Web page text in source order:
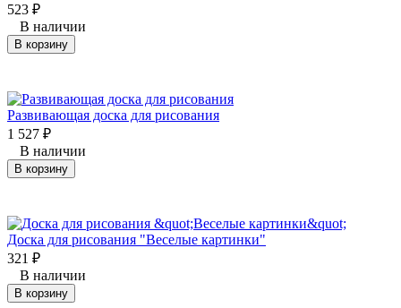
523 ₽
В наличии
В корзину
Развивающая доска для рисования
1 527 ₽
В наличии
В корзину
Доска для рисования "Веселые картинки"
321 ₽
В наличии
В корзину